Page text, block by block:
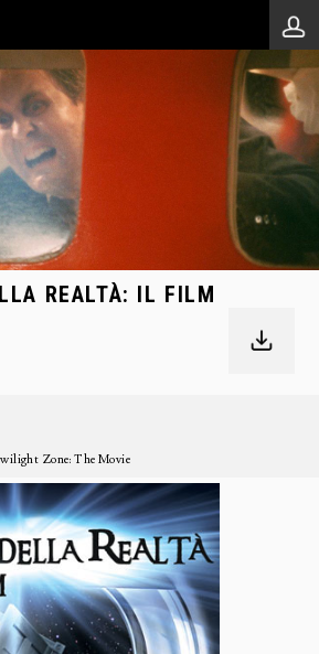
REALTÀ: IL FILM
Zone: The Movie